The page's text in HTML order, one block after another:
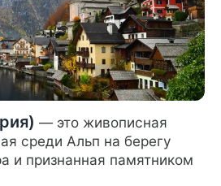
— это живописная
среди Альп на берегу
и признанная памятником